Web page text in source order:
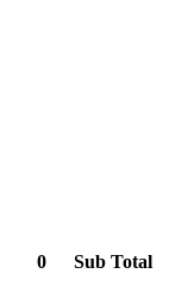
0 Sub Total